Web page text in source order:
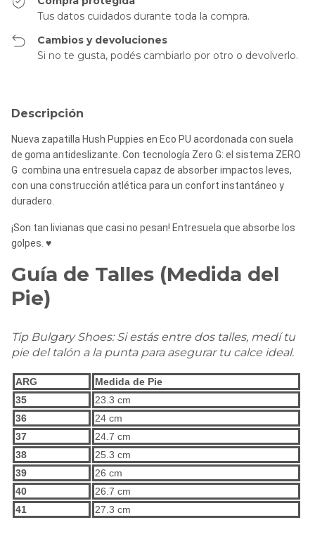
Tus datos cuidados durante toda la compra.
Cambios y devoluciones
Si no te gusta, podés cambiarlo por otro o devolverlo.
Descripción
Nueva zapatilla Hush Puppies en Eco PU acordonada con suela
de goma antideslizante. Con tecnología Zero G: el sistema ZERO
G combina una entresuela capaz de absorber impactos leves,
con una construcción atlética para un confort instantáneo y
duradero.
¡Son tan livianas que casi no pesan! Entresuela que absorbe los
golpes. ♥
Guía de Talles (Medida del
Pie)
Tip Bulgary Shoes: Si estás entre dos talles, medí tu
pie del talón a la punta para asegurar tu calce ideal.
ARG
Medida de Pie
35
23.3 cm
36
24 cm
37
24.7 cm
38
25.3 cm
39
26 cm
40
26.7 cm
41
27.3 cm